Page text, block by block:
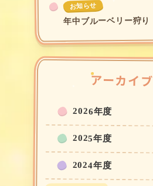
お知らせ
年中ブルーベリー狩り
アーカイブ
2026年度
2025年度
2024年度